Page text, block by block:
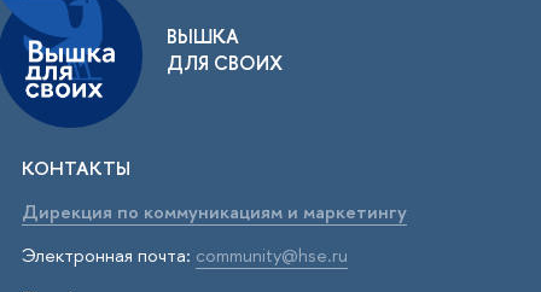
ВЫШКА
ДЛЯ СВОИХ
КОНТАКТЫ
Дирекция по коммуникациям и маркетингу
Электронная почта: community@hse.ru